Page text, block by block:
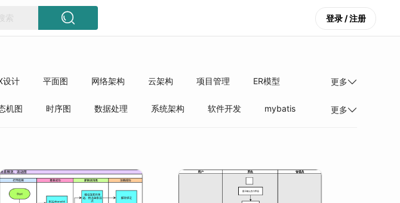
 登录 / 注册
设计 平面图 网络架构 云架构 项目管理
ER模型
更多
机图 时序图 数据处理 系统架构 软件开发
mybatis
更多